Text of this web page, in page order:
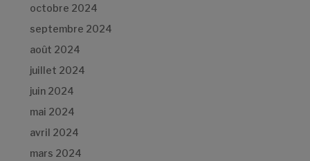
octobre 2024
septembre 2024
août 2024
juillet 2024
juin 2024
mai 2024
avril 2024
mars 2024